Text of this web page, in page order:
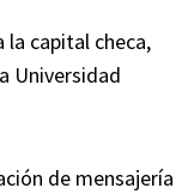
la capital checa,
Universidad
de mensajería